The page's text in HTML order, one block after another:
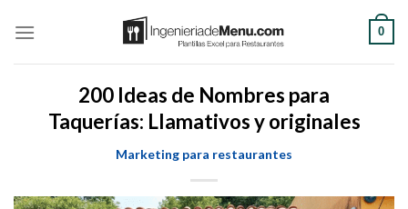
0
200 Ideas de Nombres para
Taquerías: Llamativos y originales
Marketing para restaurantes